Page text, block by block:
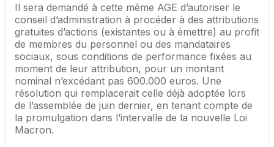
Il sera demandé à cette même AGE d’autoriser le
conseil d’administration à procéder à des attributions
gratuites d’actions (existantes ou à émettre) au profit
de membres du personnel ou des mandataires
sociaux, sous conditions de performance fixées au
moment de leur attribution, pour un montant
nominal n’excédant pas 600.000 euros. Une
résolution qui remplacerait celle déjà adoptée lors
de l’assemblée de juin dernier, en tenant compte de
la promulgation dans l’intervalle de la nouvelle Loi
Macron.